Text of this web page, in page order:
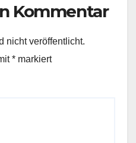
Kommentar
nicht veröffentlicht.
* markiert